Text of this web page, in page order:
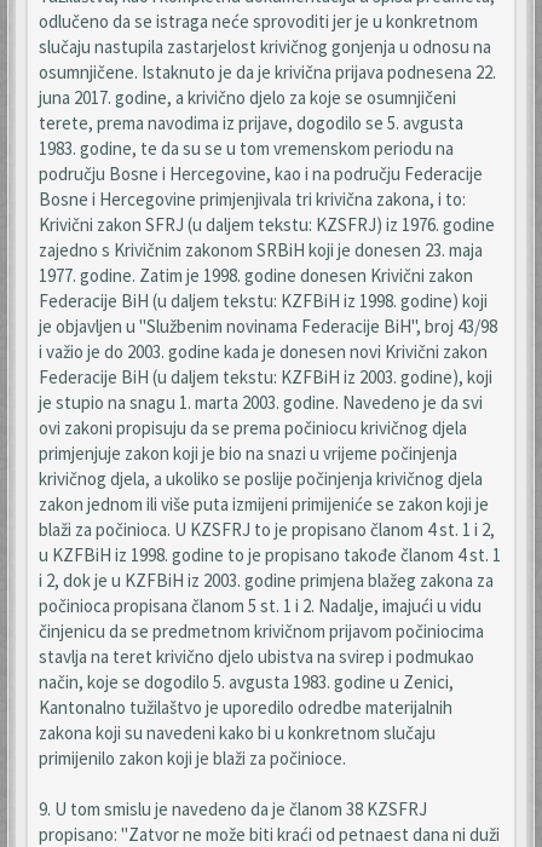
odlučeno da se istraga neće sprovoditi jer je u konkretnom
slučaju nastupila zastarjelost krivičnog gonjenja u odnosu na
osumnjičene. Istaknuto je da je krivična prijava podnesena 22.
juna 2017. godine, a krivično djelo za koje se osumnjičeni
terete, prema navodima iz prijave, dogodilo se 5. avgusta
1983. godine, te da su se u tom vremenskom periodu na
području Bosne i Hercegovine, kao i na području Federacije
Bosne i Hercegovine primjenjivala tri krivična zakona, i to:
Krivični zakon SFRJ (u daljem tekstu: KZSFRJ) iz 1976. godine
zajedno s Krivičnim zakonom SRBiH koji je donesen 23. maja
1977. godine. Zatim je 1998. godine donesen Krivični zakon
Federacije BiH (u daljem tekstu: KZFBiH iz 1998. godine) koji
je objavljen u "Službenim novinama Federacije BiH", broj 43/98
i važio je do 2003. godine kada je donesen novi Krivični zakon
Federacije BiH (u daljem tekstu: KZFBiH iz 2003. godine), koji
je stupio na snagu 1. marta 2003. godine. Navedeno je da svi
ovi zakoni propisuju da se prema počiniocu krivičnog djela
primjenjuje zakon koji je bio na snazi u vrijeme počinjenja
krivičnog djela, a ukoliko se poslije počinjenja krivičnog djela
zakon jednom ili više puta izmijeni primijeniće se zakon koji je
blaži za počinioca. U KZSFRJ to je propisano članom 4 st. 1 i 2,
u KZFBiH iz 1998. godine to je propisano takođe članom 4 st. 1
i 2, dok je u KZFBiH iz 2003. godine primjena blažeg zakona za
počinioca propisana članom 5 st. 1 i 2. Nadalje, imajući u vidu
činjenicu da se predmetnom krivičnom prijavom počiniocima
stavlja na teret krivično djelo ubistva na svirep i podmukao
način, koje se dogodilo 5. avgusta 1983. godine u Zenici,
Kantonalno tužilaštvo je uporedilo odredbe materijalnih
zakona koji su navedeni kako bi u konkretnom slučaju
primijenilo zakon koji je blaži za počinioce.
9. U tom smislu je navedeno da je članom 38 KZSFRJ
propisano: "Zatvor ne može biti kraći od petnaest dana ni duži